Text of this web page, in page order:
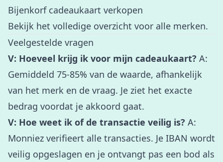
Bijenkorf cadeaukaart verkopen
Bekijk het volledige overzicht voor alle merken.
Veelgestelde vragen
V: Hoeveel krijg ik voor mijn cadeaukaart? A:
Gemiddeld 75-85% van de waarde, afhankelijk
van het merk en de vraag. Je ziet het exacte
bedrag voordat je akkoord gaat.
V: Hoe weet ik of de transactie veilig is? A:
Monniez verifieert alle transacties. Je IBAN wordt
veilig opgeslagen en je ontvangt pas een bod als